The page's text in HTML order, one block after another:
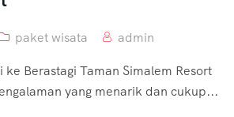
paket wisata
admin
ke Berastagi Taman Simalem Resort
yang menarik dan cukup...